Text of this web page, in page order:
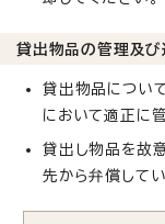
貸出物品の管理及び
貸出物品につい
において適正に
貸出し物品を故
先から弁償して